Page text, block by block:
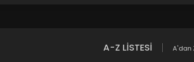
A-Z LİSTESİ A'dan